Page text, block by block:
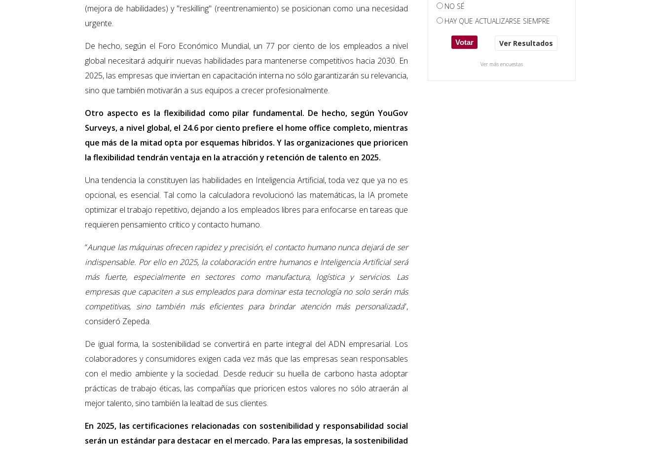
(mejora de habilidades) y "reskilling" (reentrenamiento) se posicionan como una necesidad
urgente.
De hecho, según el Foro Económico Mundial, un 77 por ciento de los empleados a nivel
global necesitará adquirir nuevas habilidades para mantenerse competitivos hacia 2030. En
2025, las empresas que inviertan en capacitación interna no sólo garantizarán su relevancia,
sino que también motivarán a sus equipos a crecer profesionalmente.
Otro aspecto es la flexibilidad como pilar fundamental. De hecho, según YouGov
Surveys, a nivel global, el 24.6 por ciento prefiere el home office completo, mientras
que más de la mitad opta por esquemas híbridos. Y las organizaciones que prioricen
la flexibilidad tendrán ventaja en la atracción y retención de talento en 2025.
Una tendencia la constituyen las habilidades en Inteligencia Artificial, toda vez que ya no es
opcional, es esencial. Tal como la calculadora revolucionó las matemáticas, la IA promete
optimizar el trabajo repetitivo, dejando a los empleados libres para enfocarse en tareas que
requieren pensamiento crítico y contacto humano.
“Aunque las máquinas ofrecen rapidez y precisión, el contacto humano nunca dejará de ser
indispensable. Por ello en 2025, la colaboración entre humanos e Inteligencia Artificial será
más fuerte, especialmente en sectores como manufactura, logística y servicios. Las
empresas que capaciten a sus empleados para dominar esta tecnología no solo serán más
competitivas, sino también más eficientes para brindar atención más personalizada”,
consideró Zepeda.
De igual forma, la sostenibilidad se convertirá en parte integral del ADN empresarial. Los
colaboradores y consumidores exigen cada vez más que las empresas sean responsables
con el medio ambiente y la sociedad. Desde reducir su huella de carbono hasta adoptar
prácticas de trabajo éticas, las compañías que prioricen estos valores no sólo atraerán al
mejor talento, sino también la lealtad de sus clientes.
En 2025, las certificaciones relacionadas con sostenibilidad y responsabilidad social
serán un estándar para destacar en el mercado. Para las empresas, la sostenibilidad
NO SÉ
HAY QUE ACTUALIZARSE SIEMPRE
Ver Resultados
Ver más encuestas